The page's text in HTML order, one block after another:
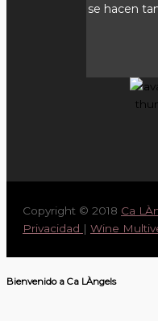
se hacen
Copyright © 2018 Ca
Privacidad | Wine
Bienvenido a Ca LÀngels